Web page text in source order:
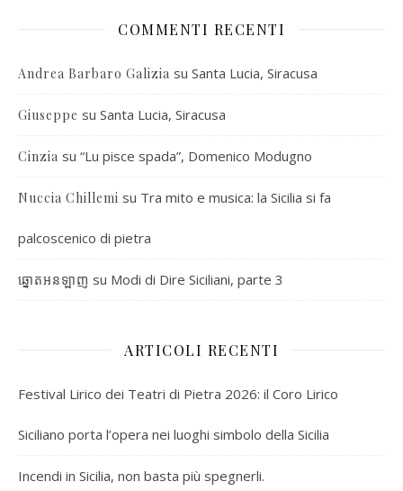
COMMENTI RECENTI
Andrea Barbaro Galizia su Santa Lucia, Siracusa
Giuseppe su Santa Lucia, Siracusa
Cinzia su “Lu pisce spada”, Domenico Modugno
Nuccia Chillemi su Tra mito e musica: la Sicilia si fa
palcoscenico di pietra
ឆ្នោតអនឡាញ su Modi di Dire Siciliani, parte 3
ARTICOLI RECENTI
Festival Lirico dei Teatri di Pietra 2026: il Coro Lirico
Siciliano porta l’opera nei luoghi simbolo della Sicilia
Incendi in Sicilia, non basta più spegnerli.